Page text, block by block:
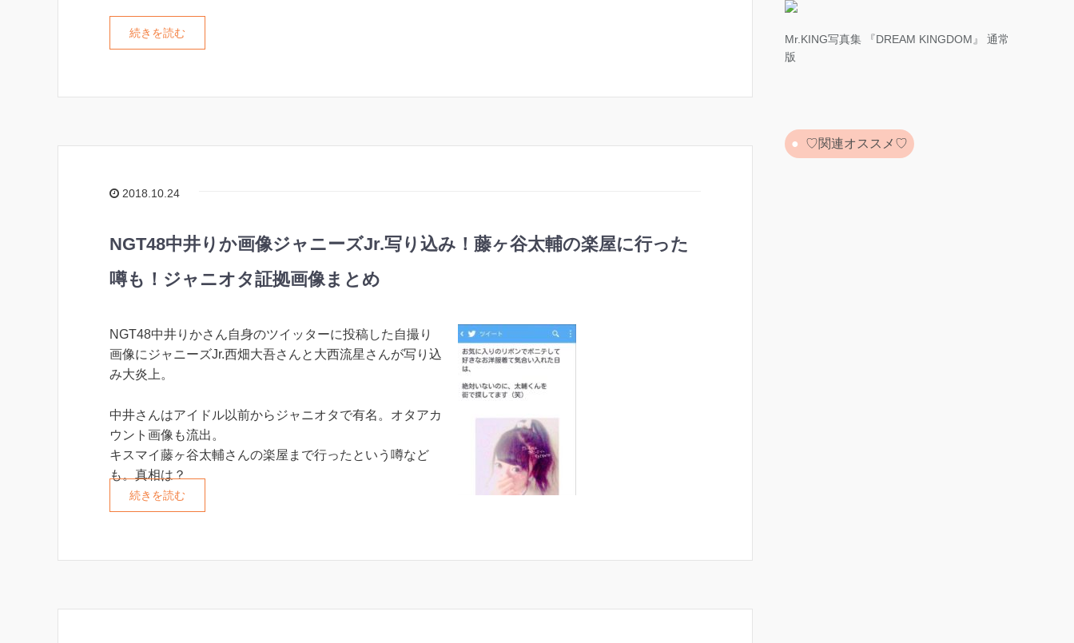
続きを読む
2018.10.24
NGT48中井りか画像ジャニーズJr.写り込み！藤ヶ谷太輔の楽屋に行った
噂も！ジャニオタ証拠画像まとめ
NGT48中井りかさん自身のツイッターに投稿した自撮り
画像にジャニーズJr.西畑大吾さんと大西流星さんが写り込
み大炎上。
中井さんはアイドル以前からジャニオタで有名。オタアカ
ウント画像も流出。
キスマイ藤ヶ谷太輔さんの楽屋まで行ったという噂など
も。真相は？
続きを読む
Mr.KING写真集 『DREAM KINGDOM』 通常
版
♡関連オススメ♡